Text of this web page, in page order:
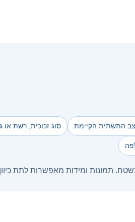
התשתית הקיימת סוג זכוכית, רשת או
תמונות ומידות מאפשרות לתת כיוון